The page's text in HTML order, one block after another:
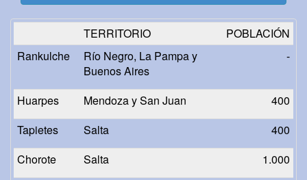
TERRITORIO
POBLACIÓN
Rankulche
Río Negro, La Pampa y
Buenos Aires
-
Huarpes Mendoza y San Juan
400
Tapietes
Salta
400
Chorote
Salta
1.000